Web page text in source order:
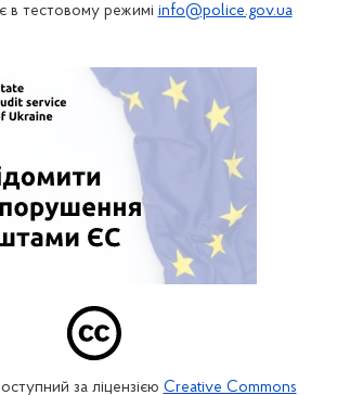
в тестовому режимі info@police.gov.ua
за ліцензією Creative Commons